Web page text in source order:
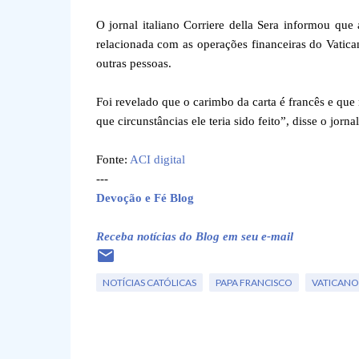
O jornal italiano Corriere della Sera informou
relacionada com as operações financeiras do
outras pessoas.
Foi revelado que o carimbo da carta é francês e
que circunstâncias ele teria sido feito”, disse o
Fonte: ACI digital
---
Devoção e Fé Blog
Receba notícias do Blog em seu e-mail
NOTÍCIAS CATÓLICAS PAPA FRANCISCO VATICANO